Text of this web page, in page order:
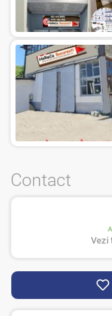
Contact
Vezi